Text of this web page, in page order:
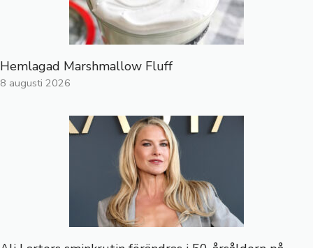
Hemlagad Marshmallow Fluff
8 augusti 2026